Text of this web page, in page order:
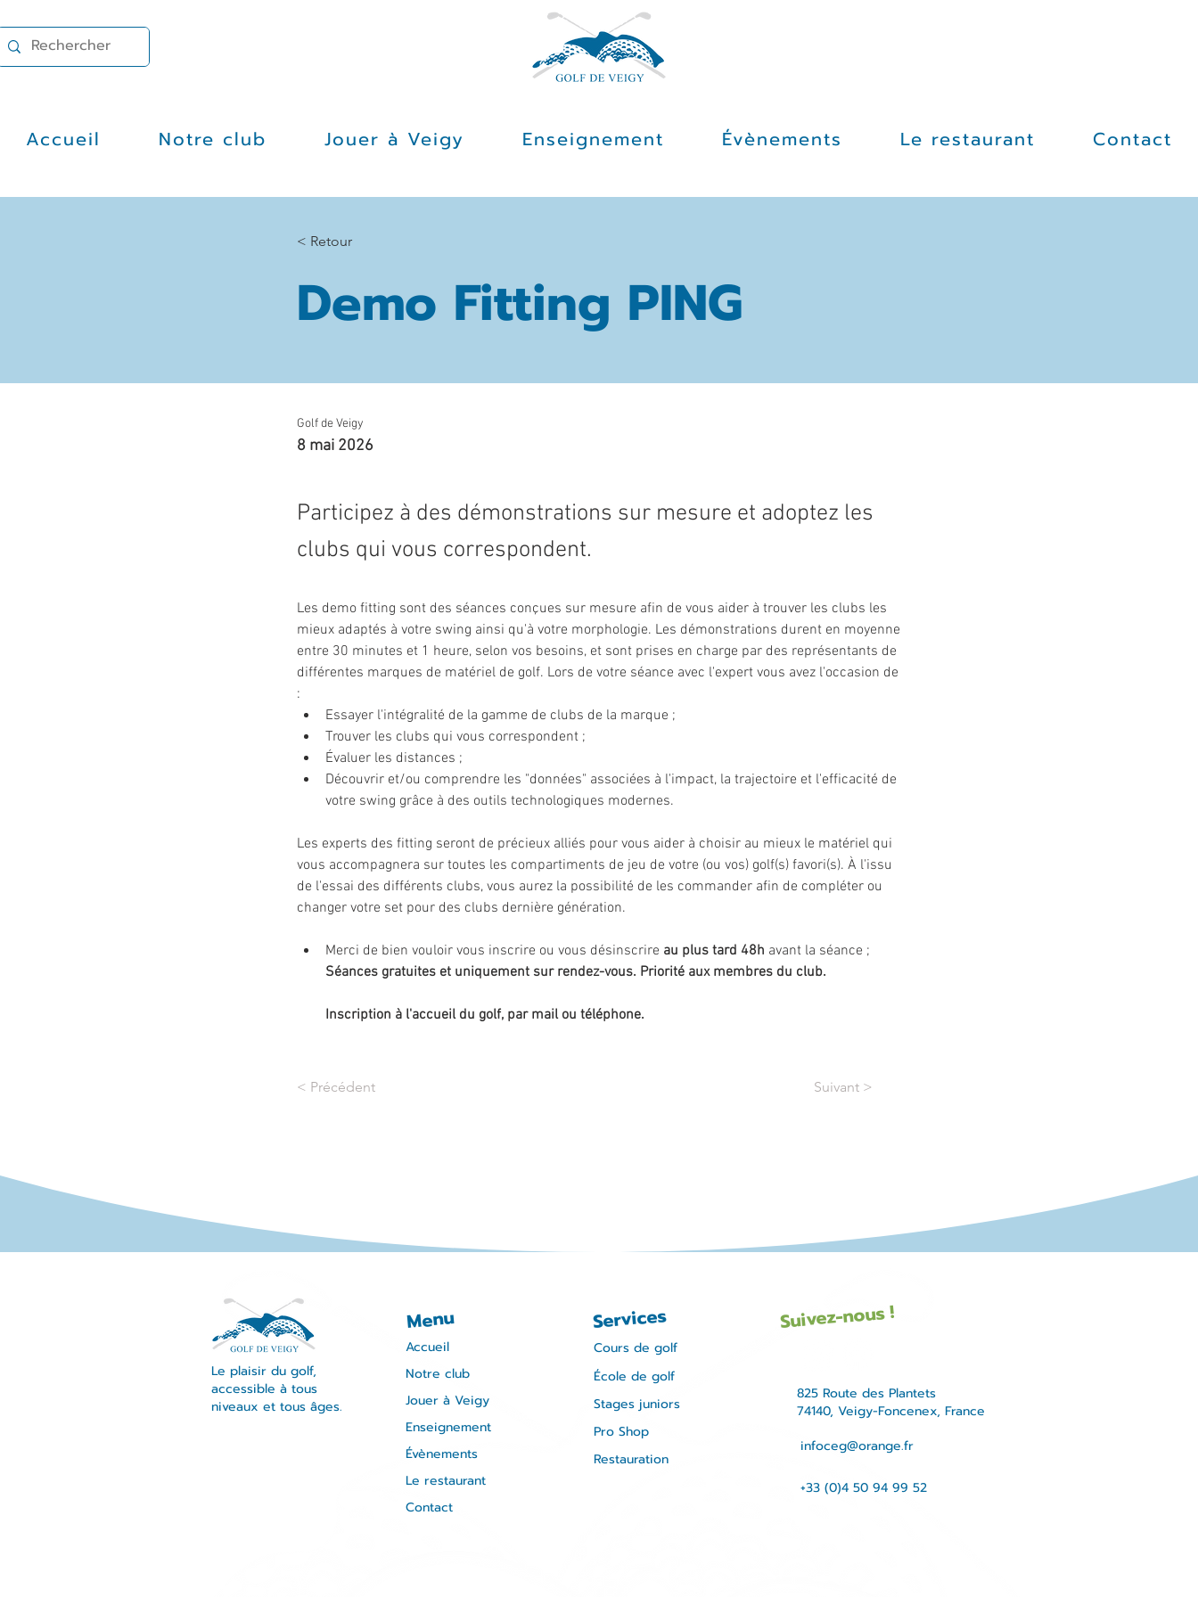
Accueil Notre club Jouer à Veigy Enseignement Évènements Le restaurant Contact
< Retour
Demo Fitting PING
Golf de Veigy
8 mai 2026
Participez à des démonstrations sur mesure et adoptez les
clubs qui vous correspondent.
Les demo fitting sont des séances conçues sur mesure afin de vous aider à trouver les clubs les
mieux adaptés à votre swing ainsi qu'à votre morphologie. Les démonstrations durent en moyenne
entre 30 minutes et 1 heure, selon vos besoins, et sont prises en charge par des représentants de
différentes marques de matériel de golf. Lors de votre séance avec l'expert vous avez l'occasion de
:
Essayer l'intégralité de la gamme de clubs de la marque ;
Trouver les clubs qui vous correspondent ;
Évaluer les distances ;
Découvrir et/ou comprendre les "données" associées à l'impact, la trajectoire et l'efficacité de
votre swing grâce à des outils technologiques modernes.
Les experts des fitting seront de précieux alliés pour vous aider à choisir au mieux le matériel qui
vous accompagnera sur toutes les compartiments de jeu de votre (ou vos) golf(s) favori(s). À l'issu
de l'essai des différents clubs, vous aurez la possibilité de les commander afin de compléter ou
changer votre set pour des clubs dernière génération.
Merci de bien vouloir vous inscrire ou vous désinscrire au plus tard 48h avant la séance ;
Séances gratuites et uniquement sur rendez-vous. Priorité aux membres du club.
Inscription à l'accueil du golf, par mail ou téléphone.
< Précédent Suivant >
Le plaisir du golf,
accessible à tous
niveaux et tous âges.
Menu
Accueil
Notre club
Jouer à Veigy
Enseignement
Évènements
Le restaurant
Contact
Services
Cours de golf
École de golf
Stages juniors
Pro Shop
Restauration
Suivez-nous !
825 Route des Plantets
74140, Veigy-Foncenex, France
infoceg@orange.fr
+33 (0)4 50 94 99 52